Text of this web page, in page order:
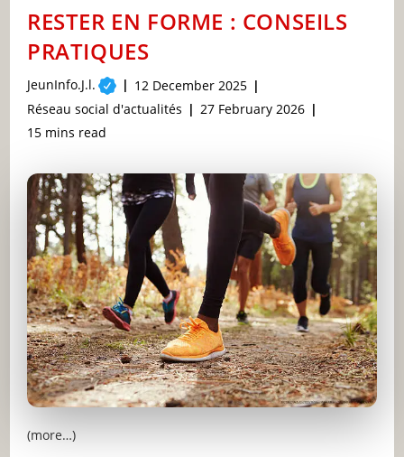
RESTER EN FORME : CONSEILS
PRATIQUES
Post
author:
JeunInfo.J.l.
Post
published:
12 December 2025
Post
category:
Réseau social d'actualités
Post
27 February 2026
Reading
15 mins read
(more…)